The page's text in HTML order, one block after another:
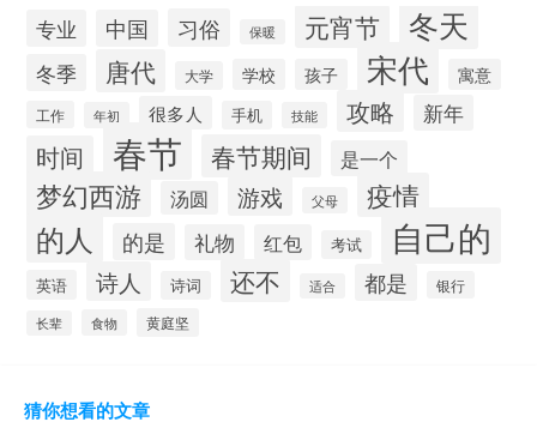
专业 中国 习俗 保暖 元宵节 冬天
冬季 唐代 大学 学校 孩子 宋代 寓意
工作 年初 很多人 手机 技能 攻略 新年
时间 春节 春节期间 是一个
梦幻西游 汤圆 游戏 父母 疫情
的人 的是 礼物 红包 考试 自己的
英语 诗人 诗词 还不 适合 都是 银行
长辈 食物 黄庭坚
猜你想看的文章